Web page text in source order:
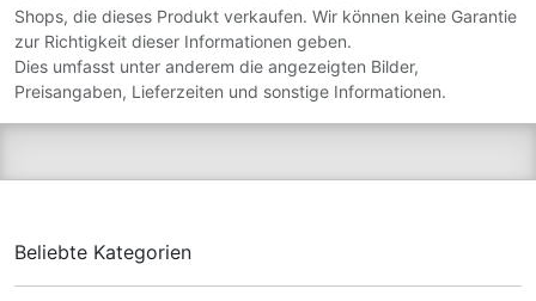
Ergebnisse. Die Installation
der LC-223Y Patrone ist
einfach und sie ermöglicht
das Drucken einer großen
Brother gewährleistet eine
Einsatz. Wählen Sie diese
Patrone für einen
reibungslosen und
Shops, die dieses Produkt verkaufen. Wir können keine Garantie
zur Richtigkeit dieser Informationen geben.
Dies umfasst unter anderem die angezeigten Bilder,
Preisangaben, Lieferzeiten und sonstige Informationen.
Beliebte Kategorien